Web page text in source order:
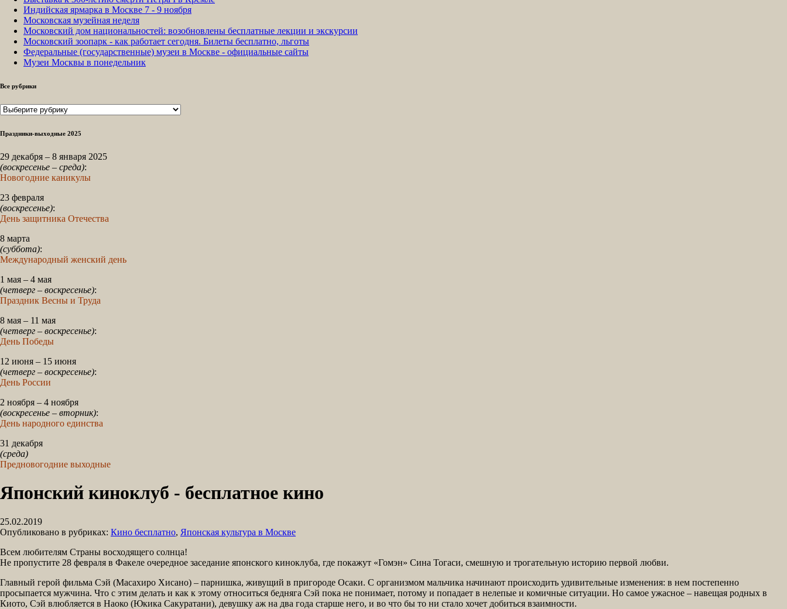
Индийская ярмарка в Москве 7 - 9 ноября
Московская музейная неделя
Московский дом национальностей: возобновлены бесплатные лекции и экскурсии
Московский зоопарк - как работает сегодня. Билеты бесплатно, льготы
Федеральные (государственные) музеи в Москве - официальные сайты
Музеи Москвы в понедельник
Все рубрики
Все
Праздники-выходные 2025
29 декабря – 8 января 2025
(воскресенье – среда):
Новогодние каникулы
23 февраля
(воскресенье):
День защитника Отечества
8 марта
(суббота):
Международный женский день
1 мая – 4 мая
(четверг – воскресенье):
Праздник Весны и Труда
8 мая – 11 мая
(четверг – воскресенье):
День Победы
12 июня – 15 июня
(четверг – воскресенье):
День России
2 ноября – 4 ноября
(воскресенье – вторник):
День народного единства
31 декабря
(среда)
Предновогодние выходные
Японский киноклуб - бесплатное кино
25.02.2019
Опубликовано в рубриках: Кино бесплатно, Японская культура в Москве
Всем любителям Страны восходящего солнца!
Не пропустите 28 февраля в Факеле очередное заседание японского киноклуба, где покажут «Гомэн» Сина Тогаси, смешную и трогательную историю первой любви.
Главный герой фильма Сэй (Масахиро Хисано) – парнишка, живущий в пригороде Осаки. С организмом мальчика начинают происходить удивительные изменения: в нем постепенно
просыпается мужчина. Что с этим делать и как к этому относиться бедняга Сэй пока не понимает, потому и попадает в нелепые и комичные ситуации. Но самое ужасное – навещая родных в
Киото, Сэй влюбляется в Наоко (Юкика Сакуратани), девушку аж на два года старше него, и во что бы то ни стало хочет добиться взаимности.